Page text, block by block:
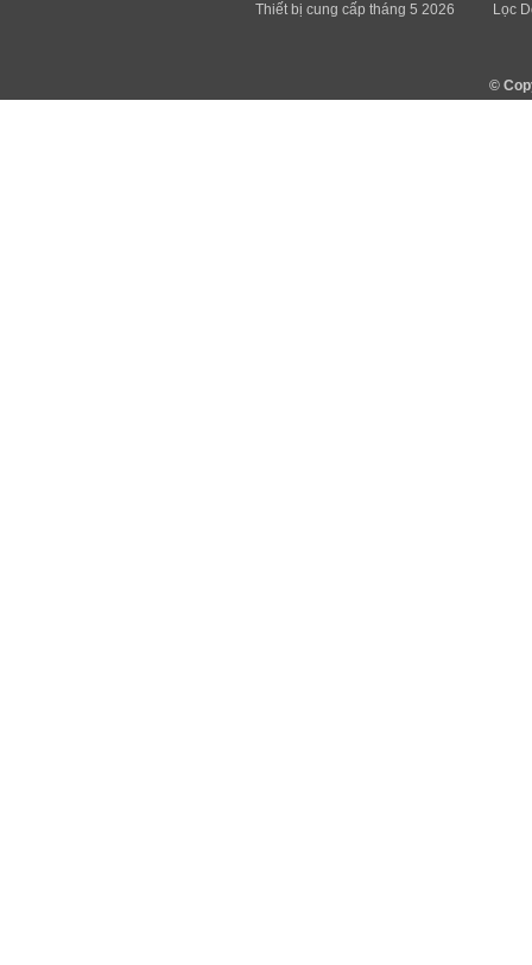
Thiết bị cung cấp tháng 5 2026 Lọc
©